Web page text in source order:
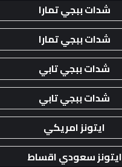
شدات ببجي تمارا
شدات ببجي تمارا
شدات ببجي تابي
شدات ببجي تابي
ايتونز امريكي
ايتونز سعودي اقساط